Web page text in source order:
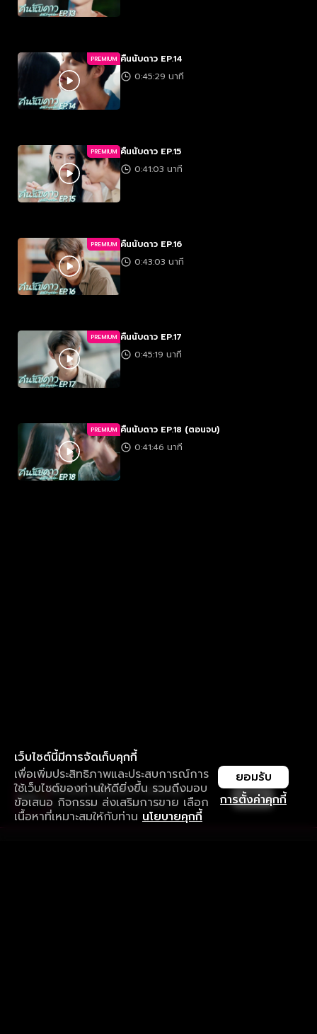
PREMIUM คืนนับดาว EP.14
0:45:29 นาที
PREMIUM คืนนับดาว EP.15
0:41:03 นาที
PREMIUM คืนนับดาว EP.16
0:43:03 นาที
PREMIUM คืนนับดาว EP.17
0:45:19 นาที
PREMIUM คืนนับดาว EP.18 (ตอนจบ)
0:41:46 นาที
เว็บไซต์นี้มีการจัดเก็บคุกกี้
เพื่อเพิ่มประสิทธิภาพและประสบการณ์การ
ใช้เว็บไซต์ของท่านให้ดียิ่งขึ้น รวมถึงมอบ
ข้อเสนอ กิจกรรม ส่งเสริมการขาย เลือก
เนื้อหาที่เหมาะสมให้กับท่าน นโยบายคุกกี้
การตั้งค่าคุกกี้
ยอมรับ
ใช้งานแอป ลื่นไหลกว่า ไม่มีสะดุด
ดาวน์โหลดแอปเพื่อการรับชมที่ดีกว่า เปิด